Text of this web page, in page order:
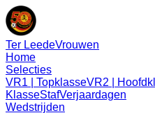
Ter LeedeVrouwen
Home
Selecties
VR1 | TopklasseVR2 |
KlasseStafVerjaardagen
Wedstrijden